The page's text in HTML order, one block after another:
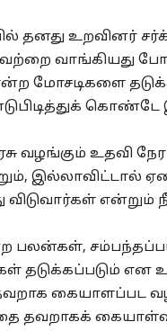
தனது உறவினர்
வாங்கியது போல்
மோசடிகளை
கொண்டே
உதவி
இல்லாவிட்டால்
என்றும்
பலன்கள்,
என
கையாளப்பட
தவறாகக்